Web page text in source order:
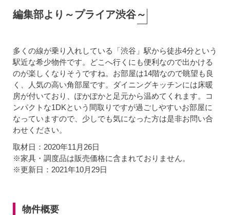
編集部より～プライア渋谷～
多くの線が乗り入れしている「渋谷」駅から徒歩4分という
駅近な希少物件です。どこへ行くにも便利なので出かける
のが楽しくなりそうですね。お部屋は14階なので眺望も良
く、人気の高い角部屋です。ダイニングキッチンには床暖
房が付いており、ぽかぽかと足元から温めてくれます。コ
ンパクトな1DKという間取りですが過ごしやすいお部屋に
なっていますので、少しでも気になった方は是非お問い合
わせください。
取材日：2020年11月26日
※家具・調度品は販売価格に含まれておりません。
※更新日：2021年10月29日
物件概要